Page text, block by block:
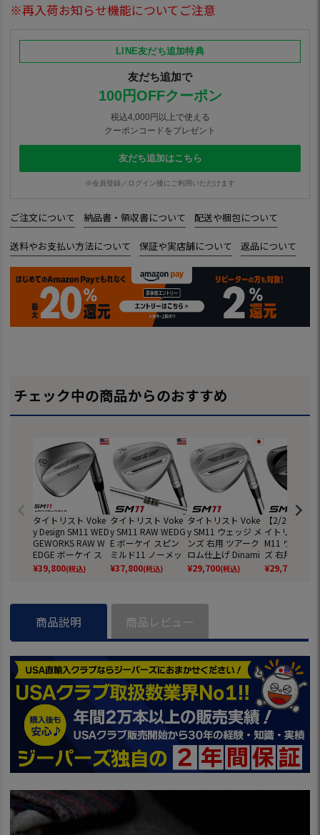
※再入荷お知らせ機能についてご注意
LINE友だち追加特典
友だち追加で
100円OFFクーポン
税込4,000円以上で使える
クーポンコードをプレゼント
友だち追加はこちら
※会員登録／ログイン後にご利用いただけます
ご注文について 納品書・領収書について 配送や梱包について
送料やお支払い方法について 保証や実店舗について 返品について
チェック中の商品からのおすすめ
タイトリスト Voke
y Design SM11 WED
GEWORKS RAW W
EDGE ボーケイ ス
ピンミルド11 ウェ
ッジワークス ノー
ド 2026年モデル ゴ
輸入品 並行輸入
¥39,800(税込)
タイトリスト Voke
y SM11 RAW WEDG
E ボーケイ スピン
ミルド11 ノーメッ
キ仕上げ ウェッジ
メンズ 右用 ダイナ
品 並行輸入
¥37,800(税込)
タイトリスト Voke
y SM11 ウェッジ メ
ンズ 右用 ツアーク
ロム仕上げ Dinami
c Gold，BV105 ス
チールシャフト 日
¥29,700(税込)
【2/20(金)発
イトリスト
M11 ウェッジ
ズ 右用 ジェ
ラック仕上げ
mic Gold，
¥29,700
商品説明 商品レビュー